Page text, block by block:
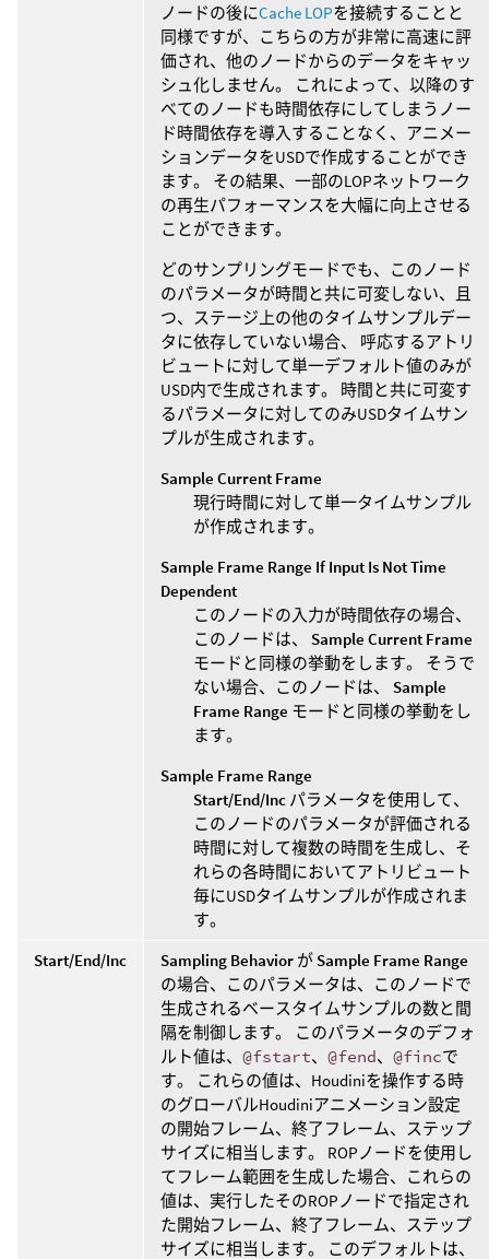
ノードの後にCache LOPを接続することと
同様ですが、こちらの方が非常に高速に評
価され、他のノードからのデータをキャッ
シュ化しません。 これによって、以降のす
べてのノードも時間依存にしてしまうノー
ド時間依存を導入することなく、アニメー
ションデータをUSDで作成することができ
ます。 その結果、一部のLOPネットワーク
の再生パフォーマンスを大幅に向上させる
ことができます。
どのサンプリングモードでも、このノード
のパラメータが時間と共に可変しない、且
つ、ステージ上の他のタイムサンプルデー
タに依存していない場合、 呼応するアトリ
ビュートに対して単一デフォルト値のみが
USD内で生成されます。 時間と共に可変す
るパラメータに対してのみUSDタイムサン
プルが生成されます。
Sample Current Frame
現行時間に対して単一タイムサンプル
が作成されます。
Sample Frame Range If Input Is Not Time
Dependent
このノードの入力が時間依存の場合、
このノードは、 Sample Current Frame
モードと同様の挙動をします。 そうで
ない場合、このノードは、 Sample
Frame Range モードと同様の挙動をし
ます。
Sample Frame Range
Start/End/Inc パラメータを使用して、
このノードのパラメータが評価される
時間に対して複数の時間を生成し、そ
れらの各時間においてアトリビュート
毎にUSDタイムサンプルが作成されま
す。
Start/End/Inc
Sampling Behavior が Sample Frame Range
の場合、このパラメータは、このノードで
生成されるベースタイムサンプルの数と間
隔を制御します。 このパラメータのデフォ
ルト値は、 @fstart、 @fend、 @fincで
す。 これらの値は、Houdiniを操作する時
のグローバルHoudiniアニメーション設定
の開始フレーム、終了フレーム、ステップ
サイズに相当します。 ROPノードを使用し
てフレーム範囲を生成した場合、これらの
値は、実行したそのROPノードで指定され
た開始フレーム、終了フレーム、ステップ
サイズに相当します。 このデフォルトは、